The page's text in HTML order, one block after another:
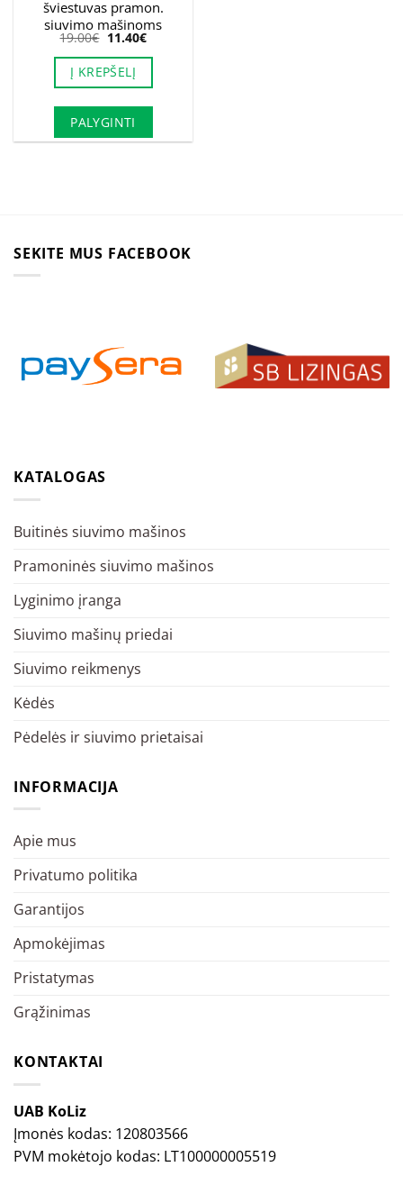
šviestuvas pramon.
siuvimo mašinoms
19.00€ Original
was:
19.00€.
11.40€Current
is:
Į KREPŠELĮ
PALYGINTI
SEKITE MUS FACEBOOK
KATALOGAS
Buitinės siuvimo mašinos
Pramoninės siuvimo mašinos
Lyginimo įranga
Siuvimo mašinų priedai
Siuvimo reikmenys
Kėdės
Pėdelės ir siuvimo prietaisai
INFORMACIJA
Apie mus
Privatumo politika
Garantijos
Apmokėjimas
Pristatymas
Grąžinimas
KONTAKTAI
UAB KoLiz
Įmonės kodas: 120803566
PVM mokėtojo kodas: LT100000005519